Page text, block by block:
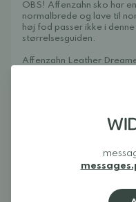
OBS! Affenzahn sko har
normalbrede og lave til
høj fod passer ikke i
størrelsesguiden.
Affenzahn Leather
Protect & Care spray for
vandtætte membran.
Sådan gør du for at finde
hælen mod en væg. Lad